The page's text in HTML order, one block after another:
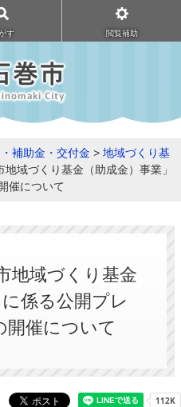
す 閲覧補助
補助金・交付金 > 地域づくり基
域づくり基金（助成金）事業」
催について
地域づくり基金
に係る公開プレ
開催について